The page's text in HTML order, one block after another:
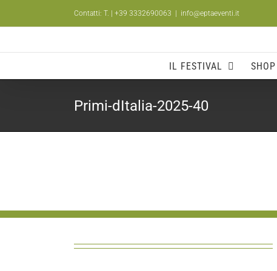
Contatti: T. | +39 3332690063 info@eptaeventi.it
IL FESTIVAL SHOP
Primi-dItalia-2025-40